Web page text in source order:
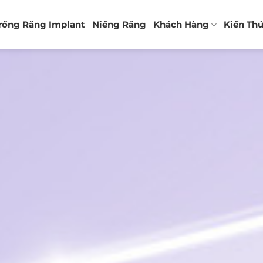
Răng Implant Niềng Răng Khách Hàng Kiến